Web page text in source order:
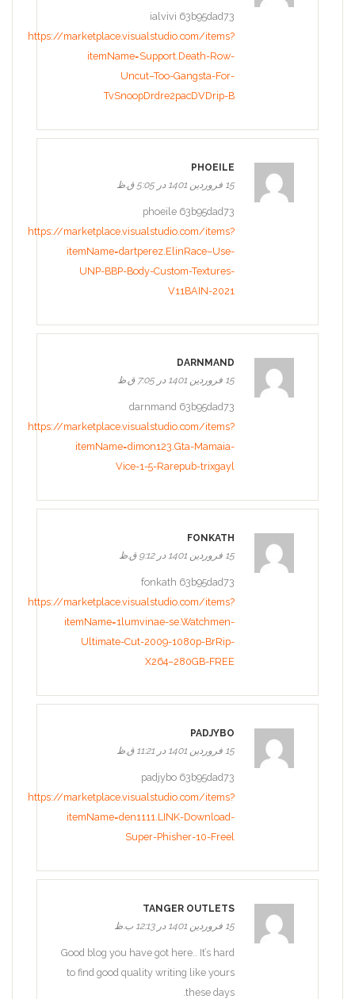
ialvivi 63b95dad73
https://marketplace.visualstudio.com/items?
itemName=Support.Death-Row-
Uncut–Too-Gangsta-For-
TvSnoopDrdre2pacDVDrip-B
PHOEILE
15 فروردین 1401 در 5:05 ق.ظ
phoeile 63b95dad73
https://marketplace.visualstudio.com/items?
itemName=dartperez.ElinRace–Use-
UNP-BBP-Body-Custom-Textures-
V11BAIN-2021
DARNMAND
15 فروردین 1401 در 7:05 ق.ظ
darnmand 63b95dad73
https://marketplace.visualstudio.com/items?
itemName=dimon123.Gta-Mamaia-
Vice-1-5-Rarepub-trixgayl
FONKATH
15 فروردین 1401 در 9:12 ق.ظ
fonkath 63b95dad73
https://marketplace.visualstudio.com/items?
itemName=1lumvinae-se.Watchmen-
Ultimate-Cut-2009-1080p-BrRip-
X264–280GB-FREE
PADJYBO
15 فروردین 1401 در 11:21 ق.ظ
padjybo 63b95dad73
https://marketplace.visualstudio.com/items?
itemName=den1111.LINK-Download-
Super-Phisher-10-Freel
TANGER OUTLETS
15 فروردین 1401 در 12:13 ب.ظ
Good blog you have got here.. It’s hard
to find good quality writing like yours
these days.